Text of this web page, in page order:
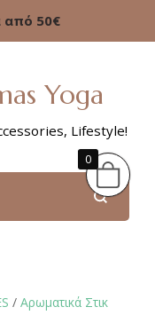
50€
Yoga
Lifestyle!
/ Αρωματικά Στικ
0